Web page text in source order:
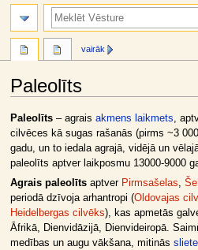
Paleolīts
Jump
to
navigation
Jump
to
search
Paleolīts– agrais akmens laikmets ,
cilvēces kā sugas rašanās (pirms ~3
gadu, un to iedala agrajā, vidējā un
paleolīts aptver laikposmu 13000-9000
Agrais paleolītsaptver Pirmsašelas,
periodā dzīvoja arhantropi (Oldovajas
Heidelbergas cilvēks), kas apmetās
Āfrikā, Dienvidāzijā, Dienvideiropā.
medības un augu vākšana, mitinās
vairāk
meklēt